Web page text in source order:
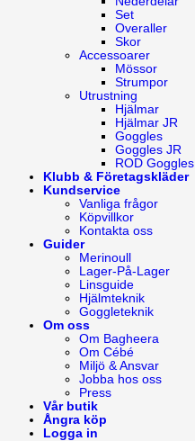
Set
Overaller
Skor
Accessoarer
Mössor
Strumpor
Utrustning
Hjälmar
Hjälmar JR
Goggles
Goggles JR
ROD Goggles
Klubb & Företagskläder
Kundservice
Vanliga frågor
Köpvillkor
Kontakta oss
Guider
Merinoull
Lager-På-Lager
Linsguide
Hjälmteknik
Goggleteknik
Om oss
Om Bagheera
Om Cébé
Miljö & Ansvar
Jobba hos oss
Press
Vår butik
Ångra köp
Logga in